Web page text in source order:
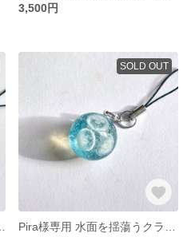
3,500円
SOLD OUT